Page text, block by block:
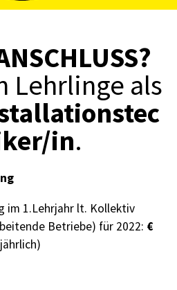
Lehrlinge als
in.
im 1.Lehrjahr lt. Kollektiv
Betriebe) für 2022: €